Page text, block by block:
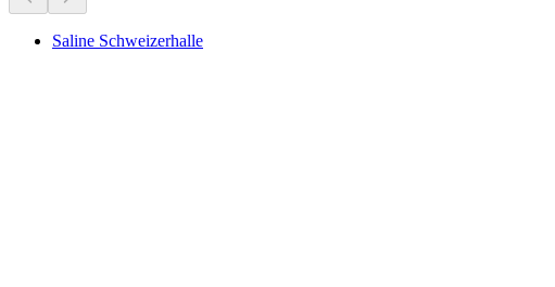
Saline Schweizerhalle